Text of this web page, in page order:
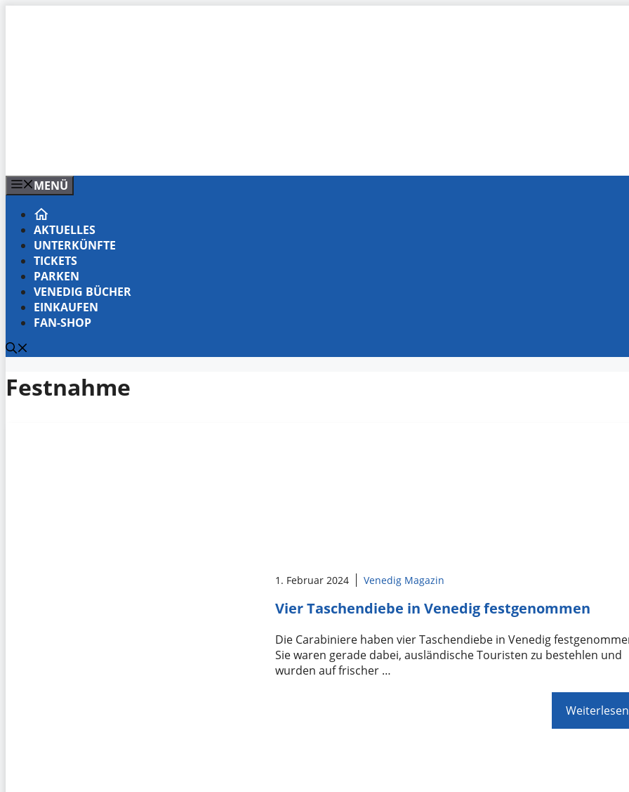
MENÜ
AKTUELLES
UNTERKÜNFTE
TICKETS
PARKEN
VENEDIG BÜCHER
EINKAUFEN
FAN-SHOP
Festnahme
1. Februar 2024 Venedig Magazin
Vier Taschendiebe in Venedig festgenommen
Die Carabiniere haben vier Taschendiebe in Venedig
Sie waren gerade dabei, ausländische Touristen zu bestehlen und
wurden auf frischer …
Weiterlesen